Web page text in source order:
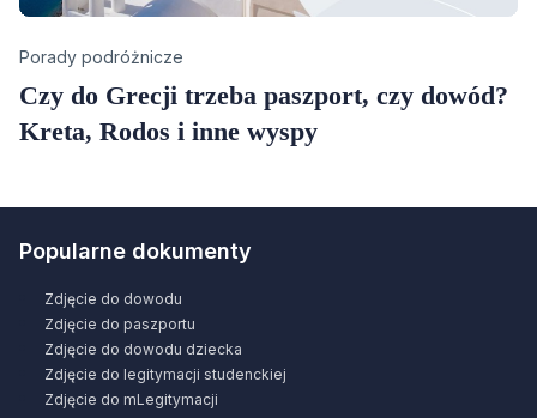
Category
Porady podróżnicze
Czy do Grecji trzeba paszport, czy dowód?
Kreta, Rodos i inne wyspy
Popularne dokumenty
Zdjęcie do dowodu
Zdjęcie do paszportu
Zdjęcie do dowodu dziecka
Zdjęcie do legitymacji studenckiej
Zdjęcie do mLegitymacji